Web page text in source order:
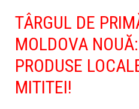
TÂRGUL DE
MOLDOVA
PRODUSE
MITITEI!